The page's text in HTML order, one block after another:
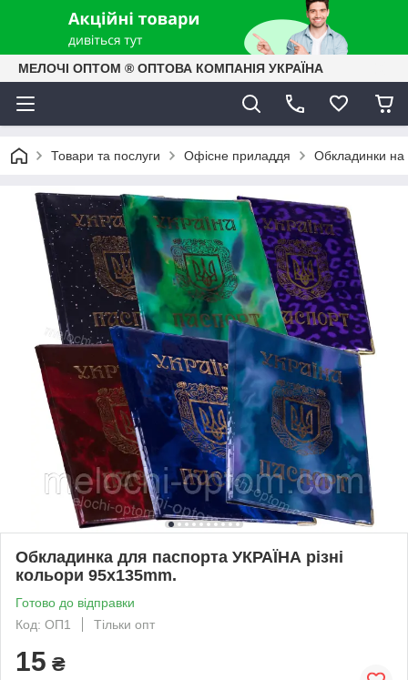
МЕЛОЧІ ОПТОМ ® ОПТОВА КОМПАНІЯ УКРАЇНА
Товари та послуги Офісне приладдя Обкладинки на
Обкладинка для паспорта УКРАЇНА різні
кольори 95х135mm.
Готово до відправки
Код: ОП1
Тільки опт
15 ₴